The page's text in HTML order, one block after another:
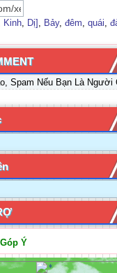
Kinh, Dị] , Bảy, đêm, quái,
Spam Nếu Bạn Là Người
Góp Ý